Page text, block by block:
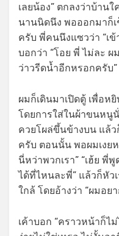
เลยน้อง” ตกลงว่าบ้าน
นานนิดนึง พอออกมาก็
ครับ พี่คนนึงแซวว่า “เข้
บอกว่า “โอย พี่ ไม่ละ ผ
ว่าวรีดน้ำอีกหรอกครับ”
ผมก็เดินมาเปิดตู้ เพื่อห
โดยการใส่ในผ้าขนหนู
ควยโผล่ขึ้นข้างบน แล้
ครับ ตอนนั้น พอผมเงย
นี่หว่าพวกเรา” “เฮ้ย
ได้ที่ไหนละพี่” แล้วก็หัว
ใกล้ โดยอ้างว่า “ผมอย
เค้าบอก “คราวหน้าก็ไ